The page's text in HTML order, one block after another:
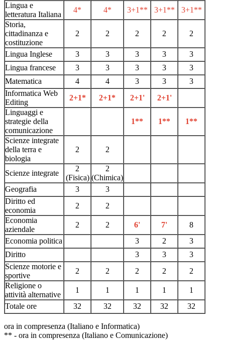
Lingua e
letteratura Italiana
4* 4* 3+1** 3+1**
3+1**
Storia,
cittadinanza e
costituzione
2 2 2 2 2
Lingua Inglese 3 3 3 3
3
Lingua francese
3 3 3 3
3
Matematica
4 4 3 3
3
Informatica Web
Editing
2+1* 2+1* 2+1'
2+1'
Linguaggi e
strategie della
comunicazione
1** 1** 1**
Scienze integrate
della terra e
biologia
2 2
Scienze integrate
2
(Fisica)
2
(Chimica)
Geografia
3
3
Diritto ed
economia
2
2
Economia
aziendale
2 2 6' 7'
8
Economia politica
3 2
3
Diritto
3 3
3
Scienze motorie e
sportive
2 2 2 2
2
Religione o
attività alternative
1 1 1 1
1
Totale ore
32 32 32 32 32
ora in compresenza (Italiano e Informatica)
** - ora in compresenza (Italiano e Comunicazione)